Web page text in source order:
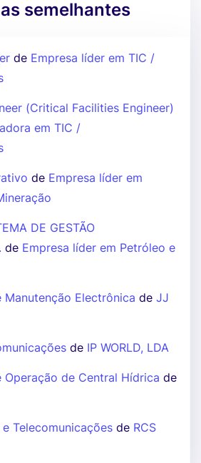
semelhantes
de Empresa líder em TIC /
(Critical Facilities Engineer)
em TIC /
de Empresa líder em
DE GESTÃO
de Empresa líder em Petróleo e
Manutenção Electrônica de JJ
de IP WORLD, LDA
Operação de Central Hídrica de
Telecomunicações de RCS